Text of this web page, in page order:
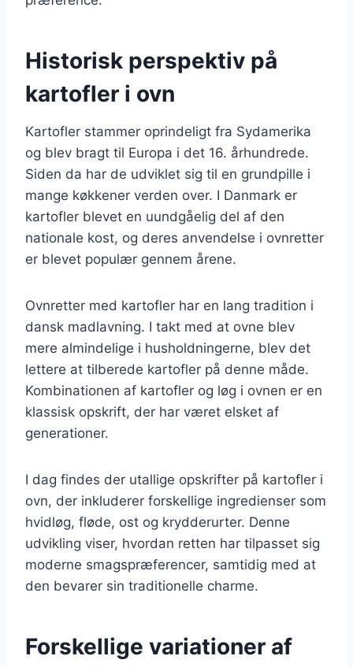
Historisk perspektiv på
kartofler i ovn
Kartofler stammer oprindeligt fra Sydamerika
og blev bragt til Europa i det 16. århundrede.
Siden da har de udviklet sig til en grundpille i
mange køkkener verden over. I Danmark er
kartofler blevet en uundgåelig del af den
nationale kost, og deres anvendelse i ovnretter
er blevet populær gennem årene.
Ovnretter med kartofler har en lang tradition i
dansk madlavning. I takt med at ovne blev
mere almindelige i husholdningerne, blev det
lettere at tilberede kartofler på denne måde.
Kombinationen af kartofler og løg i ovnen er en
klassisk opskrift, der har været elsket af
generationer.
I dag findes der utallige opskrifter på kartofler i
ovn, der inkluderer forskellige ingredienser som
hvidløg, fløde, ost og krydderurter. Denne
udvikling viser, hvordan retten har tilpasset sig
moderne smagspræferencer, samtidig med at
den bevarer sin traditionelle charme.
Forskellige variationer af